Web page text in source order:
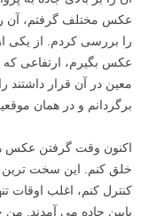
رسید. یادم آمد که من
آزار دهنده ترین جاده
عکس بسیار زیبایی می
فهمیدم که می توانم
خود متوقف شده باشند
توانم قبل از اینکه هوا
تصمیم گرفتم یک چیز
و آن ایجاد رد یا حرکت